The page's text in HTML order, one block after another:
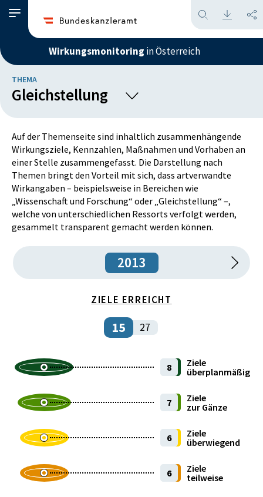
Wirkungsmonitoring in Österreich
THEMA
Gleichstellung
Bildung
Energie, Infrastruktur und Mobilität
Familie, Kinder und Jugend
Gesundheit
Information, Beratung, Services
Öffentliche Finanzen
Recht und Sicherheit
Umwelt und Lebensraum
Wissenschaft und Forschung
Auf der Themenseite sind inhaltlich zusammenhängende
Wirkungsziele, Kennzahlen, Maßnahmen und Vorhaben an
einer Stelle zusammengefasst. Die Darstellung nach
Themen bringt den Vorteil mit sich, dass artverwandte
Wirkangaben – beispielsweise in Bereichen wie
„Wissenschaft und Forschung“ oder „Gleichstellung“ –,
welche von unterschiedlichen Ressorts verfolgt werden,
gesammelt transparent gemacht werden können.
2013
ZIELE ERREICHT
15 27
8
Ziele
überplanmäßig
7
Ziele
zur Gänze
6
Ziele
überwiegend
6
Ziele
teilweise